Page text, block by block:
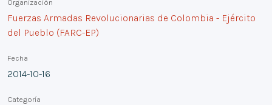
Organización
Fuerzas Armadas Revolucionarias de Colombia - Ejército
del Pueblo (FARC-EP)
Fecha
2014-10-16
Categoría